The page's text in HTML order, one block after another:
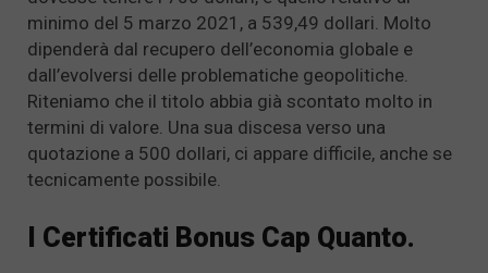
minimo del 5 marzo 2021, a 539,49 dollari. Molto
dipenderà dal recupero dell’economia globale e
dall’evolversi delle problematiche geopolitiche.
Riteniamo che il titolo abbia già scontato molto in
termini di valore. Una sua discesa verso una
quotazione a 500 dollari, ci appare difficile, anche se
tecnicamente possibile.
I Certificati Bonus Cap Quanto.